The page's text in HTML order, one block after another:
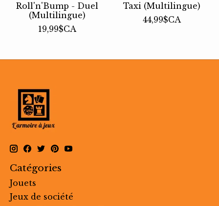
Roll'n'Bump - Duel
(Multilingue)
19,99$CA
Taxi (Multilingue)
44,99$CA
Catégories
Jouets
Jeux de société